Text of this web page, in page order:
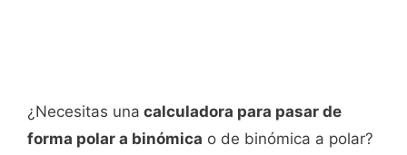
¿Necesitas una calculadora para pasar de
forma polar a binómica o de binómica a polar?